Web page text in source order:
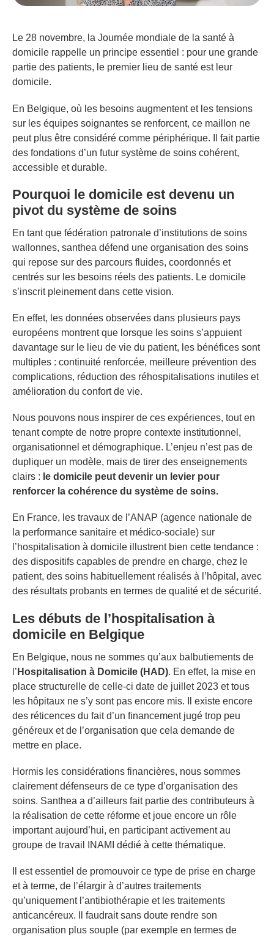
Le 28 novembre, la Journée mondiale de la santé à
domicile rappelle un principe essentiel : pour une grande
partie des patients, le premier lieu de santé est leur
domicile.
En Belgique, où les besoins augmentent et les tensions
sur les équipes soignantes se renforcent, ce maillon ne
peut plus être considéré comme périphérique. Il fait partie
des fondations d’un futur système de soins cohérent,
accessible et durable.
Pourquoi le domicile est devenu un
pivot du système de soins
En tant que fédération patronale d’institutions de soins
wallonnes, santhea défend une organisation des soins
qui repose sur des parcours fluides, coordonnés et
centrés sur les besoins réels des patients. Le domicile
s’inscrit pleinement dans cette vision.
En effet, les données observées dans plusieurs pays
européens montrent que lorsque les soins s’appuient
davantage sur le lieu de vie du patient, les bénéfices sont
multiples : continuité renforcée, meilleure prévention des
complications, réduction des réhospitalisations inutiles et
amélioration du confort de vie.
Nous pouvons nous inspirer de ces expériences, tout en
tenant compte de notre propre contexte institutionnel,
organisationnel et démographique. L’enjeu n’est pas de
dupliquer un modèle, mais de tirer des enseignements
clairs : le domicile peut devenir un levier pour
renforcer la cohérence du système de soins.
En France, les travaux de l’ANAP (agence nationale de
la performance sanitaire et médico-sociale) sur
l’hospitalisation à domicile illustrent bien cette tendance :
des dispositifs capables de prendre en charge, chez le
patient, des soins habituellement réalisés à l’hôpital, avec
des résultats probants en termes de qualité et de sécurité.
Les débuts de l’hospitalisation à
domicile en Belgique
En Belgique, nous ne sommes qu’aux balbutiements de
l’ Hospitalisation à Domicile (HAD). En effet, la mise en
place structurelle de celle-ci date de juillet 2023 et tous
les hôpitaux ne s’y sont pas encore mis. Il existe encore
des réticences du fait d’un financement jugé trop peu
généreux et de l’organisation que cela demande de
mettre en place.
Hormis les considérations financières, nous sommes
clairement défenseurs de ce type d’organisation des
soins. Santhea a d’ailleurs fait partie des contributeurs à
la réalisation de cette réforme et joue encore un rôle
important aujourd’hui, en participant activement au
groupe de travail INAMI dédié à cette thématique.
Il est essentiel de promouvoir ce type de prise en charge
et à terme, de l’élargir à d’autres traitements
qu’uniquement l’antibiothérapie et les traitements
anticancéreux. Il faudrait sans doute rendre son
organisation plus souple (par exemple en termes de